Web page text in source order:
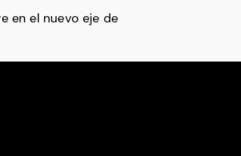
en el nuevo eje de